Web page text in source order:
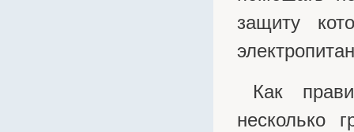
защиту
Как
несколько